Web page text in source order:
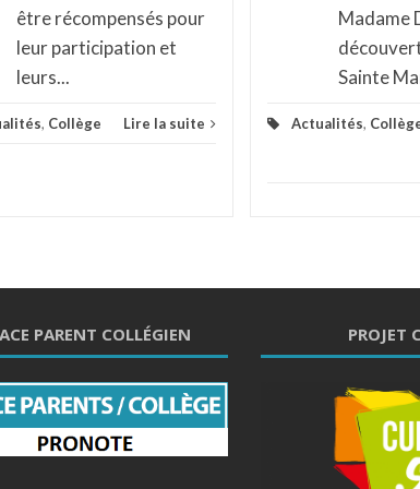
être récompensés pour
leur participation et
leurs...
, Collège Lire la suite
Madame
Sainte
Actualités,
PARENT COLLÉGIEN PROJET